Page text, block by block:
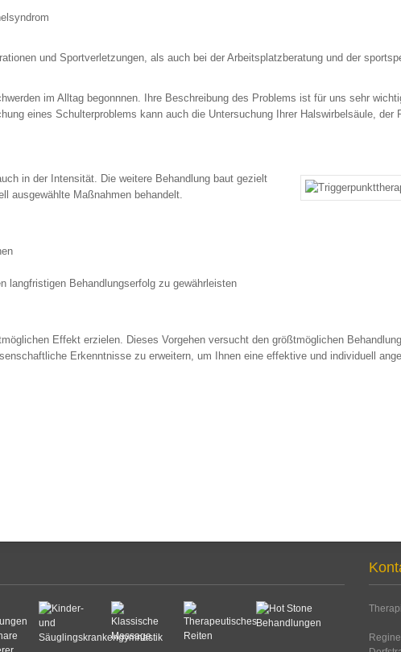
und Sportverletzungen, als auch bei der Arbeitsplatzberatung und der
im Alltag begonnnen. Ihre Beschreibung des Problems ist für uns sehr
eines Schulterproblems kann auch die Untersuchung Ihrer Halswirbelsäule, der
in der Intensität. Die weitere Behandlung baut gezielt
ausgewählte Maßnahmen behandelt.
langfristigen Behandlungserfolg zu gewährleisten
Effekt erzielen. Dieses Vorgehen versucht den größtmöglichen
Erkenntnisse zu erweitern, um Ihnen eine effektive und individuell